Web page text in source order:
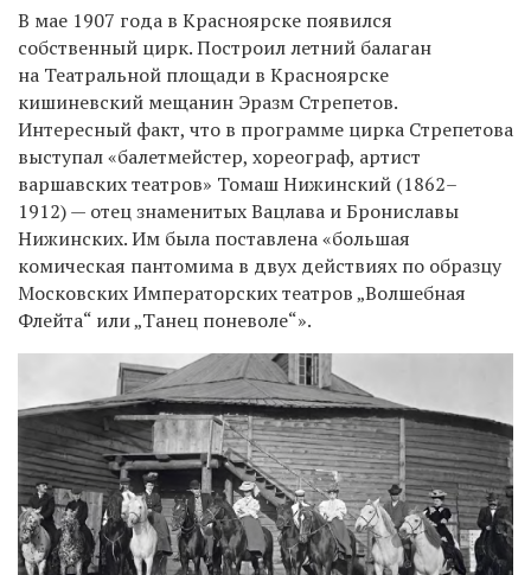
В мае 1907 года в Красноярске появился
собственный цирк. Построил летний балаган
на Театральной площади в Красноярске
кишиневский мещанин Эразм Стрепетов.
Интересный факт, что в программе цирка Стрепетова
выступал «балетмейстер, хореограф, артист
варшавских театров» Томаш Нижинский (1862–
1912) — отец знаменитых Вацлава и Брониславы
Нижинских. Им была поставлена «большая
комическая пантомима в двух действиях по образцу
Московских Императорских театров „Волшебная
Флейта“ или „Танец поневоле“».